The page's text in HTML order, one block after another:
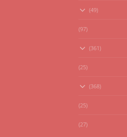
(49)
(97)
(361)
(25)
(368)
(25)
(27)